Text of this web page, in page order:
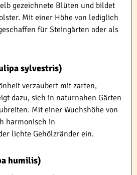
gezeichnete Blüten und bildet
Mit einer Höhe von lediglich
für Steingärten oder als
sylvestris)
verzaubert mit zarten,
dazu, sich in naturnahen Gärten
Mit einer Wuchshöhe von
harmonisch in
lichte Gehölzränder ein.
humilis)